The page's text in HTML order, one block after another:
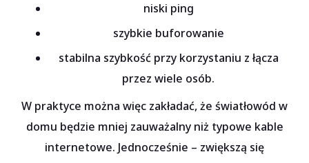
niski ping
szybkie buforowanie
stabilna szybkość przy korzystaniu z łącza
przez wiele osób.
W praktyce można więc zakładać, że światłowód w
domu będzie mniej zauważalny niż typowe kable
internetowe. Jednocześnie – zwiększą się